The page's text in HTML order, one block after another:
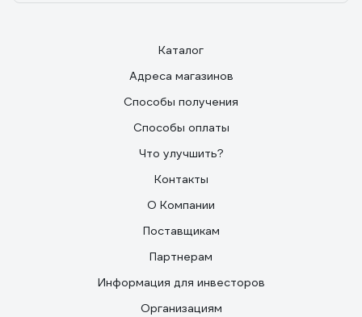
Каталог
Адреса магазинов
Способы получения
Способы оплаты
Что улучшить?
Контакты
О Компании
Поставщикам
Партнерам
Информация для инвесторов
Организациям